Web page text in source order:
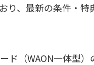
り、最新の条件・特
ド（WAON一体型